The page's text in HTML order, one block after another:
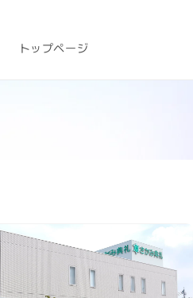
トップページ